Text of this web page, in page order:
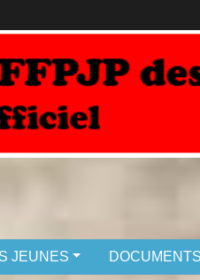
JEUNES DOCUMENTS